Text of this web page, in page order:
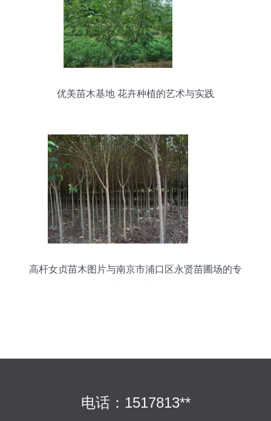
优美苗木基地 花卉种植的艺术与实践
高杆女贞苗木图片与南京市浦口区永贤苗圃场的专
电话：1517813**